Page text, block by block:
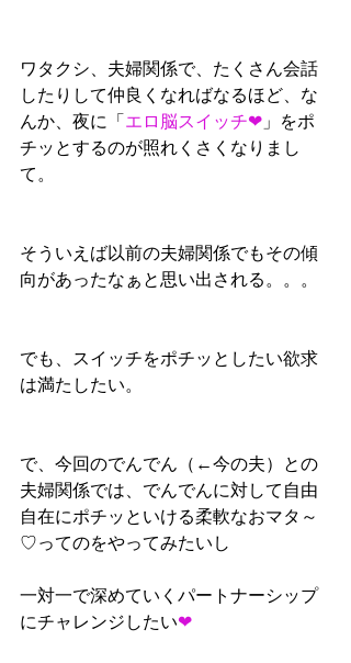
ワタクシ、夫婦関係で、たくさん会話
したりして仲良くなればなるほど、な
んか、夜に「 エロ脳スイッチ❤︎ 」をポ
チッとするのが照れくさくなりまし
て。
そういえば以前の夫婦関係でもその傾
向があったなぁと思い出される。。。
でも、スイッチをポチッとしたい欲求
は満たしたい。
で、今回のでんでん（←今の夫）との
夫婦関係では、でんでんに対して自由
自在にポチッといける柔軟なおマタ～
♡ってのをやってみたいし
一対一で深めていくパートナーシップ
にチャレンジしたい❤︎